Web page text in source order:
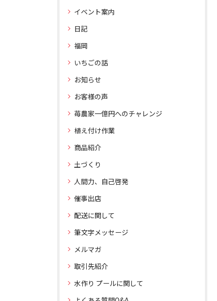
イベント案内
日記
福岡
いちごの話
お知らせ
お客様の声
苺農家一億円へのチャレンジ
植え付け作業
商品紹介
土づくり
人間力、自己啓発
催事出店
配送に関して
筆文字メッセージ
メルマガ
取引先紹介
水作り プールに関して